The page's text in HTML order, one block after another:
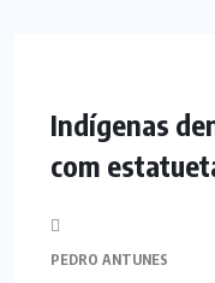
Indígenas
com
PEDRO ANTUNES